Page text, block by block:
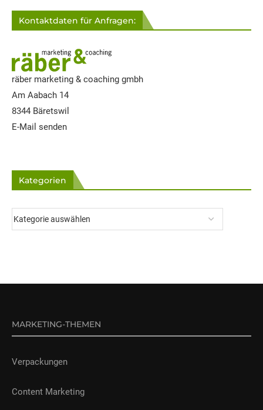
Kontaktdaten für Anfragen:
räber marketing & coaching gmbh
Am Aabach 14
8344 Bäretswil
E-Mail senden
Kategorien
MARKETING-THEMEN
Verpackungen
Content Marketing